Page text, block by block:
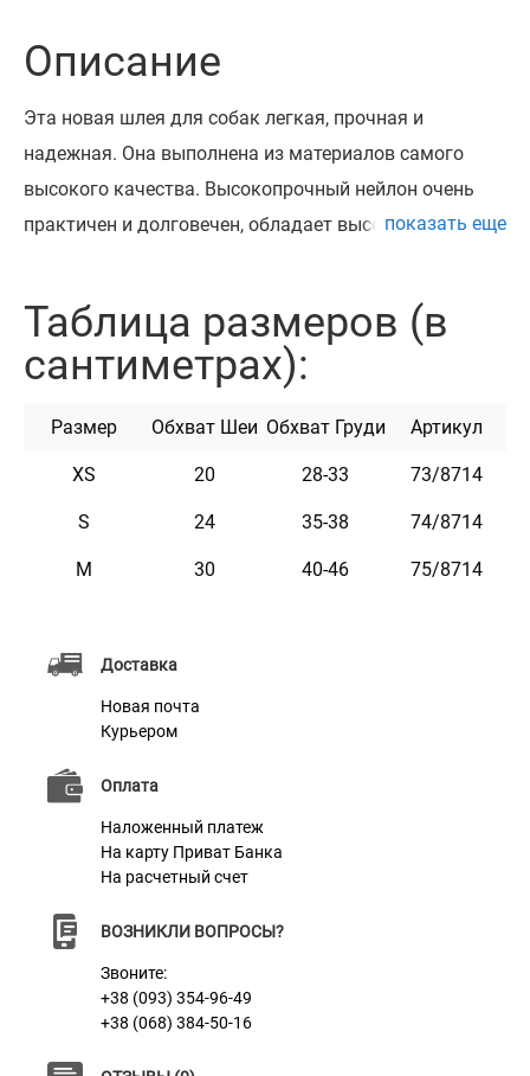
Доставка
Новая почта
Курьером
Оплата
Наложенный платеж
На карту Приват Банка
На расчетный счет
ВОЗНИКЛИ ВОПРОСЫ?
Звоните:
+38 (093) 354-96-49
+38 (068) 384-50-16
Описание
Эта новая шлея для собак легкая, прочная и
надежная. Она выполнена из материалов самого
высокого качества. Высокопрочный нейлон очень
практичен и долговечен, обладает высокой
из современной дышащей 3D сетки эта шлея мягкая,
легкая и удобная.
пластиковой пряжкой. Эта шлея не теряет цвет при
стирке и не выгорает на солнце, не боится воды. Она
практична и неприхотлива в уходе.
Материал Нейлон + Неопрен + 3D сетка
Фурнитура Пластик
показать еще
Таблица размеров (в
сантиметрах):
Размер Обхват Шеи Обхват Груди Артикул
XS 20 28-33 73/8714
S 24 35-38 74/8714
M 30 40-46 75/8714